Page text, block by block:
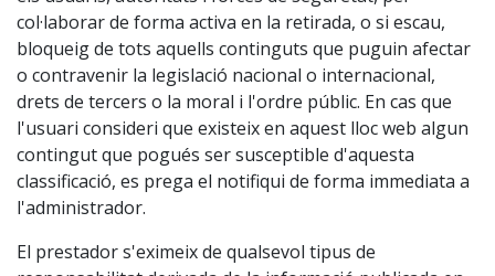
col·laborar de forma activa en la retirada, o si escau,
bloqueig de tots aquells continguts que puguin afectar
o contravenir la legislació nacional o internacional,
drets de tercers o la moral i l'ordre públic. En cas que
l'usuari consideri que existeix en aquest lloc web algun
contingut que pogués ser susceptible d'aquesta
classificació, es prega el notifiqui de forma immediata a
l'administrador.
El prestador s'eximeix de qualsevol tipus de